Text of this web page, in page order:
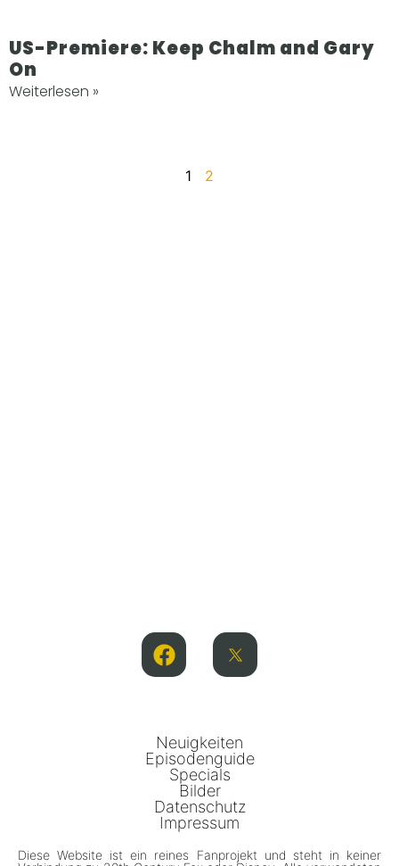
US-Premiere: Keep Chalm and Gary
On
Weiterlesen »
1 2
Neuigkeiten
Episodenguide
Specials
Bilder
Datenschutz
Impressum
Diese Website ist ein reines Fanprojekt und steht in keiner